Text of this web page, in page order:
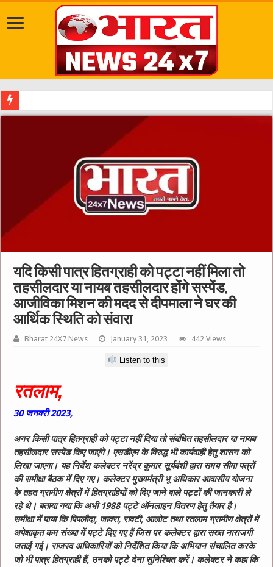
यदि किसी पात्र हितग्राही को पट्टा नहीं मिला तो
तहसीलदार या नायब तहसीलदार होंगे सस्पेंड,
आजीविका मिशन की मदद से दीपमाला ने घर की
आर्थिक स्थिति को संवारा
Bharat 24X7 News January 31, 2023 442 Views
Listen to this
रतलाम,
30 जनवरी2023,
अगर किसी पात्र हितग्राही को पट्टा नहीं दिया तो संबंधित तहसीलदार या नायब
तहसीलदार सस्पेंड किए जाएंगे। एसडीएम के विरुद्ध भी कार्यवाही हेतु शासन को
लिखा जाएगा। यह निर्देश कलेक्टर नरेंद्र कुमार सूर्यवंशी द्वारा समय सीमा पत्रों
की समीक्षा बैठक में दिए गए। कलेक्टर मुख्यमंत्री भू अधिकार आवासीय योजना
के तहत ग्रामीण क्षेत्रों में हितग्राहियों को दिए जाने वाले पट्टों की जानकारी ले
रहे थे। बताया गया कि अभी 1988 पट्टे ऑनलाइन वितरण हेतु तैयार है।
समीक्षा में पाया कि पिपलौदा, जावरा, रावटी, आलोट तथा रतलाम ग्रामीण क्षेत्रों में
अपेक्षाकृत कम संख्या में पट्टे दिए गए हैं जिस पर कलेक्टर द्वारा सख्त नाराजगी
जताई गई। राजस्व अधिकारियों को निर्देशित किया कि अभियान संचालित करके
जो भी पात्र हितग्राही हैं, उनको पट्टे देना सुनिश्चित करें। कलेक्टर ने कहा कि